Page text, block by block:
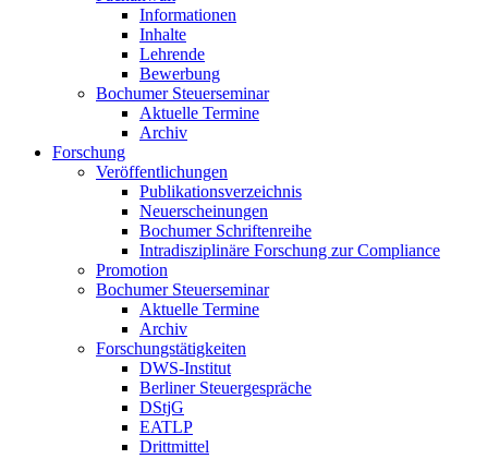
Informationen
Inhalte
Lehrende
Bewerbung
Bochumer Steuerseminar
Aktuelle Termine
Archiv
Forschung
Veröffentlichungen
Publikationsverzeichnis
Neuerscheinungen
Bochumer Schriftenreihe
Intradisziplinäre Forschung zur Compliance
Promotion
Bochumer Steuerseminar
Aktuelle Termine
Archiv
Forschungstätigkeiten
DWS-Institut
Berliner Steuergespräche
DStjG
EATLP
Drittmittel